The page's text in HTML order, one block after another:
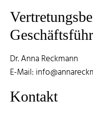
Dr. Anna Reckmann
E-Mail:
Kontakt